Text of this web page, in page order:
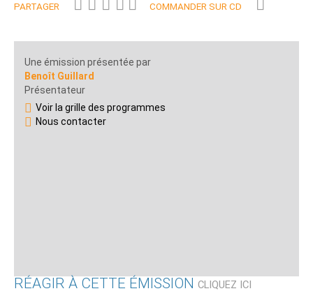
PARTAGER COMMANDER SUR CD
Une émission présentée par
Benoît Guillard
Présentateur
Voir la grille des programmes
Nous contacter
RÉAGIR À CETTE ÉMISSION CLIQUEZ ICI